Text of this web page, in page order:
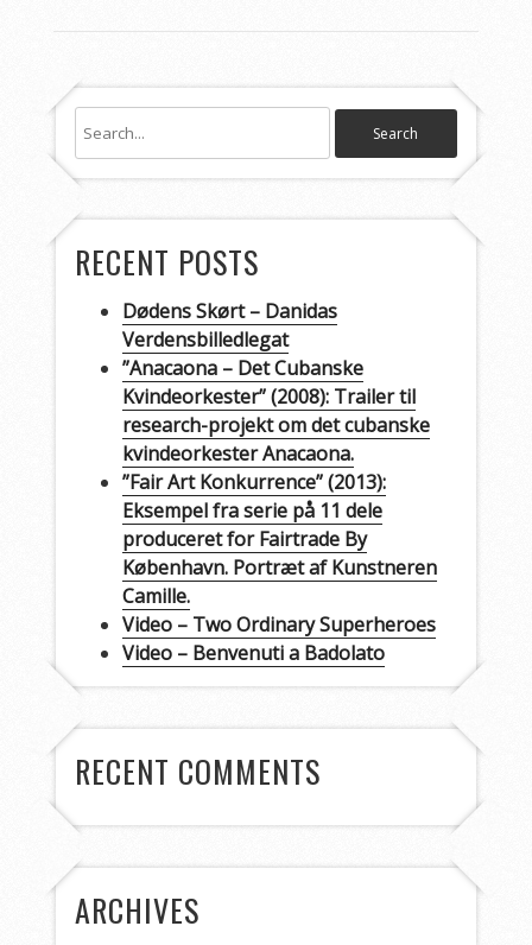
RECENT POSTS
Dødens Skørt – Danidas
Verdensbilledlegat
”Anacaona – Det Cubanske
Kvindeorkester” (2008): Trailer til
research-projekt om det cubanske
kvindeorkester Anacaona.
”Fair Art Konkurrence” (2013):
Eksempel fra serie på 11 dele
produceret for Fairtrade By
København. Portræt af Kunstneren
Camille.
Video – Two Ordinary Superheroes
Video – Benvenuti a Badolato
RECENT COMMENTS
ARCHIVES